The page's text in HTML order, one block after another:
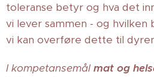
toleranse betyr og hva det
vi lever sammen - og hvilken
vi kan overføre dette til
I kompetansemål mat og